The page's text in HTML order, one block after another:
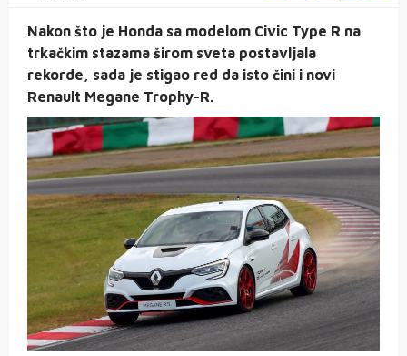
Nakon što je Honda sa modelom Civic Type R na
trkačkim stazama širom sveta postavljala
rekorde, sada je stigao red da isto čini i novi
Renault Megane Trophy-R.